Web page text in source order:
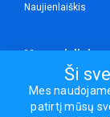
Naujienlaiškis
Mes
Ši
Mes
patirtį mūsų